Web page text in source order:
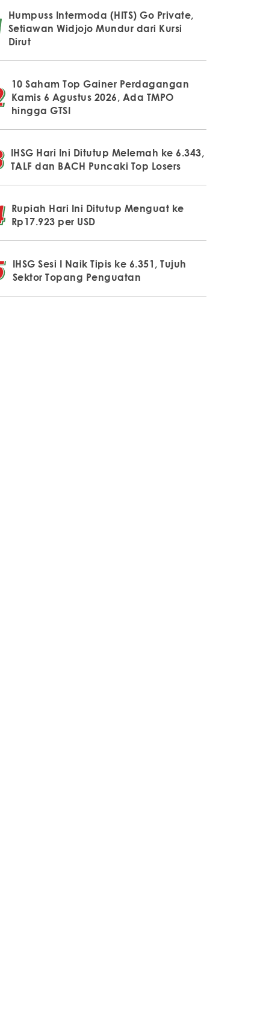
Humpuss Intermoda (HITS) Go Private,
Setiawan Widjojo Mundur dari Kursi
Dirut
10 Saham Top Gainer Perdagangan
Kamis 6 Agustus 2026, Ada TMPO
hingga GTSI
IHSG Hari Ini Ditutup Melemah ke 6.343,
TALF dan BACH Puncaki Top Losers
Rupiah Hari Ini Ditutup Menguat ke
Rp17.923 per USD
IHSG Sesi I Naik Tipis ke 6.351, Tujuh
Sektor Topang Penguatan